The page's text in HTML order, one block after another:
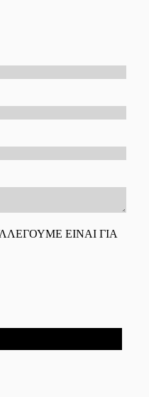
ΕΙΝΑΙ ΓΙΑ